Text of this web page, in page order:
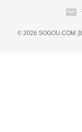
© 2026 SOGOU.COM